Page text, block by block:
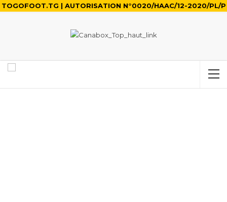
TOGOFOOT.TG | AUTORISATION N°0020/HAAC/12-2020/PL/P